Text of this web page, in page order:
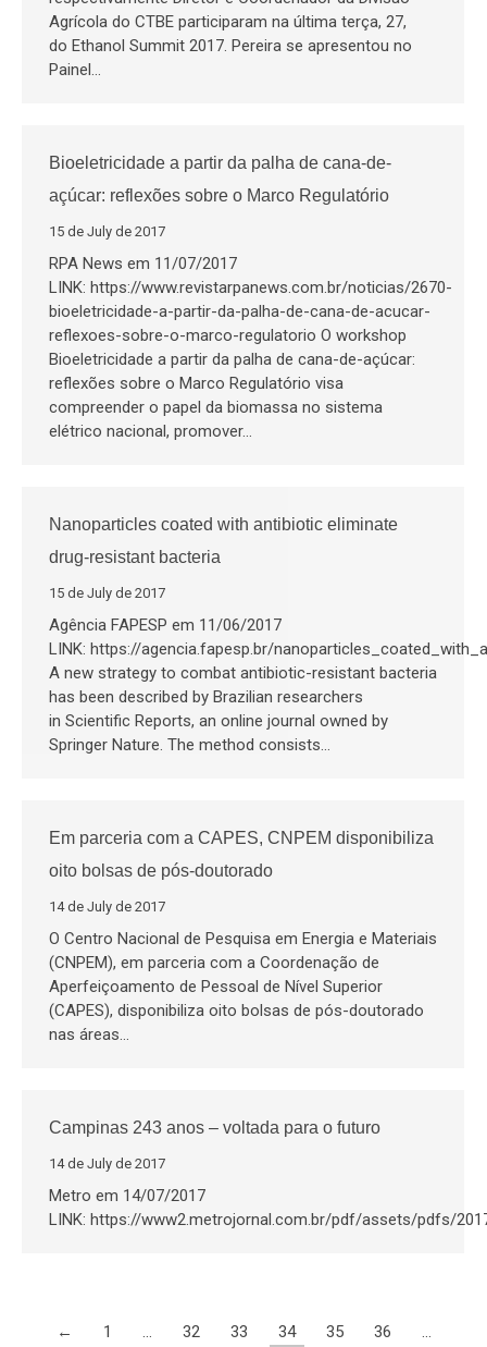
Agrícola do CTBE participaram na última terça, 27,
do Ethanol Summit 2017. Pereira se apresentou no
Painel…
Bioeletricidade a partir da palha de cana-de-
açúcar: reflexões sobre o Marco Regulatório
15 de July de 2017
RPA News em 11/07/2017
LINK: https://www.revistarpanews.com.br/noticias/2670-
bioeletricidade-a-partir-da-palha-de-cana-de-acucar-
reflexoes-sobre-o-marco-regulatorio O workshop
Bioeletricidade a partir da palha de cana-de-açúcar:
reflexões sobre o Marco Regulatório visa
compreender o papel da biomassa no sistema
elétrico nacional, promover…
Nanoparticles coated with antibiotic eliminate
drug-resistant bacteria
15 de July de 2017
Agência FAPESP em 11/06/2017
LINK: https://agencia.fapesp.br/
A new strategy to combat antibiotic-resistant bacteria
has been described by Brazilian researchers
in Scientific Reports, an online journal owned by
Springer Nature. The method consists…
Em parceria com a CAPES, CNPEM disponibiliza
oito bolsas de pós-doutorado
14 de July de 2017
O Centro Nacional de Pesquisa em Energia e Materiais
(CNPEM), em parceria com a Coordenação de
Aperfeiçoamento de Pessoal de Nível Superior
(CAPES), disponibiliza oito bolsas de pós-doutorado
nas áreas…
Campinas 243 anos – voltada para o futuro
14 de July de 2017
Metro em 14/07/2017
LINK: https://www2.metrojornal.com.br/pdf/assets/pdfs/
← 1 … 32 33 34 35 36
…